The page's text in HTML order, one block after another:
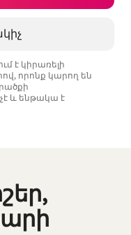
է կիրառելի
որոնք կարող են
և ենթակա է